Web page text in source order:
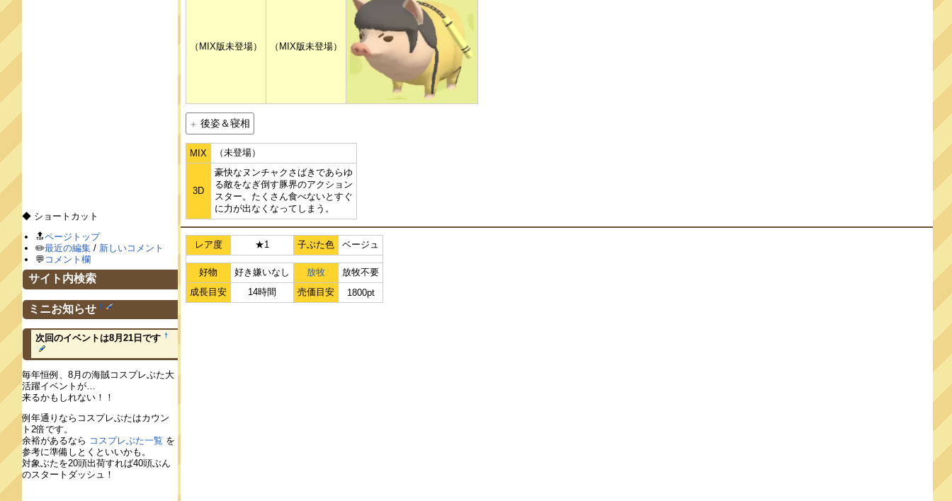
（MIX版未登場） （MIX版未登場）
後姿＆寝相
MIX （未登場）
3D
豪快なヌンチャクさばきであらゆ
る敵をなぎ倒す豚界のアクション
スター。たくさん食べないとすぐ
に力が出なくなってしまう。
レア度 ★1 子ぶた色 ベージュ
好物 好き嫌いなし 放牧
放牧不要
成長目安
14時間 売価目安 1800pt
◆ ショートカット
🔝ページトップ
✏️最近の編集 / 新しいコメント
💬 コメント欄
サイト内検索
ミニお知らせ †
次回のイベントは8月21日です †
毎年恒例、8月の海賊コスプレぶた大
活躍イベントが…
来るかもしれない！！
例年通りならコスプレぶたはカウン
ト2倍です。
余裕があるなら コスプレぶた一覧 を
参考に準備しとくといいかも。
対象ぶたを20頭出荷すれば40頭ぶん
のスタートダッシュ！